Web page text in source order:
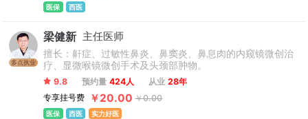
医保 西医
多点执业
梁健新 主任医师
擅长：鼾症、过敏性鼻炎、鼻窦炎、鼻息肉的内窥镜微创治
疗、显微喉镜微创手术及头颈部肿物。
9.8 预约量 424人 从业 28年
专享挂号费
￥20.00 ￥0.00
医保 西医 实力好医